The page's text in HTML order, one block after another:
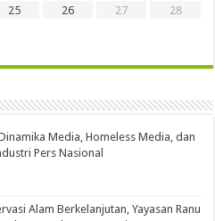
25 26 27
28
Media, Homeless Media, dan
Pers Nasional
Alam Berkelanjutan, Yayasan Ranu